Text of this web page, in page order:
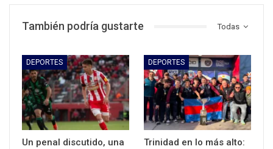
Todas
También podría gustarte
DEPORTES
Un penal discutido, una
DEPORTES
Trinidad en lo más alto: